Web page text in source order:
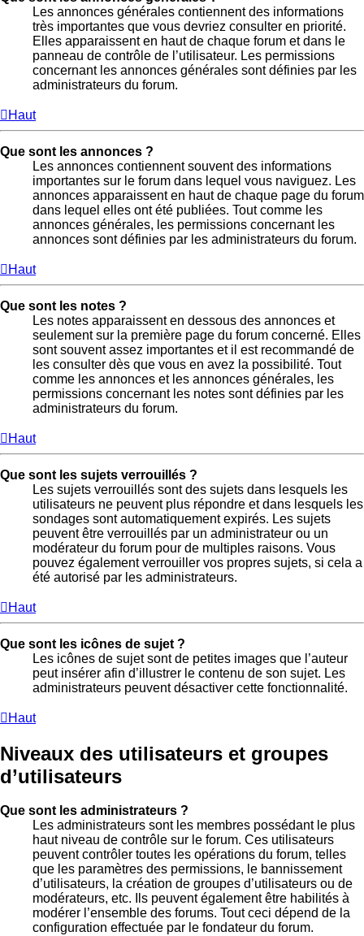
Les annonces générales contiennent des informations
très importantes que vous devriez consulter en priorité.
Elles apparaissent en haut de chaque forum et dans le
panneau de contrôle de l’utilisateur. Les permissions
concernant les annonces générales sont définies par les
administrateurs du forum.
Haut
Que sont les annonces ?
Les annonces contiennent souvent des informations
importantes sur le forum dans lequel vous naviguez. Les
annonces apparaissent en haut de chaque page du forum
dans lequel elles ont été publiées. Tout comme les
annonces générales, les permissions concernant les
annonces sont définies par les administrateurs du forum.
Haut
Que sont les notes ?
Les notes apparaissent en dessous des annonces et
seulement sur la première page du forum concerné. Elles
sont souvent assez importantes et il est recommandé de
les consulter dès que vous en avez la possibilité. Tout
comme les annonces et les annonces générales, les
permissions concernant les notes sont définies par les
administrateurs du forum.
Haut
Que sont les sujets verrouillés ?
Les sujets verrouillés sont des sujets dans lesquels les
utilisateurs ne peuvent plus répondre et dans lesquels les
sondages sont automatiquement expirés. Les sujets
peuvent être verrouillés par un administrateur ou un
modérateur du forum pour de multiples raisons. Vous
pouvez également verrouiller vos propres sujets, si cela a
été autorisé par les administrateurs.
Haut
Que sont les icônes de sujet ?
Les icônes de sujet sont de petites images que l’auteur
peut insérer afin d’illustrer le contenu de son sujet. Les
administrateurs peuvent désactiver cette fonctionnalité.
Haut
Niveaux des utilisateurs et groupes
d’utilisateurs
Que sont les administrateurs ?
Les administrateurs sont les membres possédant le plus
haut niveau de contrôle sur le forum. Ces utilisateurs
peuvent contrôler toutes les opérations du forum, telles
que les paramètres des permissions, le bannissement
d’utilisateurs, la création de groupes d’utilisateurs ou de
modérateurs, etc. Ils peuvent également être habilités à
modérer l’ensemble des forums. Tout ceci dépend de la
configuration effectuée par le fondateur du forum.